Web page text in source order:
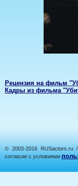
Рецензия на фильм
Кадры из фильма
© 2003-2016 RUSactors.ru
согласие с условиями